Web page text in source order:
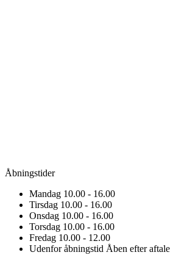
Åbningstider
Mandag 10.00 - 16.00
Tirsdag 10.00 - 16.00
Onsdag 10.00 - 16.00
Torsdag 10.00 - 16.00
Fredag 10.00 - 12.00
Udenfor åbningstid Åben efter aftale